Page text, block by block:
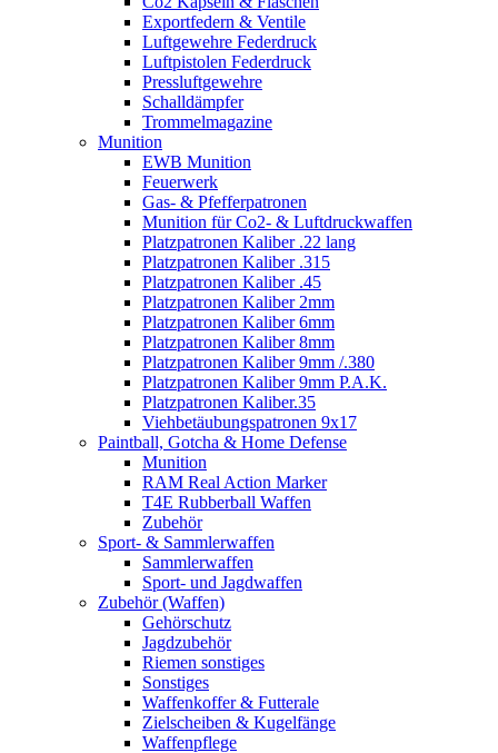
Exportfedern & Ventile
Luftgewehre Federdruck
Luftpistolen Federdruck
Pressluftgewehre
Schalldämpfer
Trommelmagazine
Munition
EWB Munition
Feuerwerk
Gas- & Pfefferpatronen
Munition für Co2- & Luftdruckwaffen
Platzpatronen Kaliber .22 lang
Platzpatronen Kaliber .315
Platzpatronen Kaliber .45
Platzpatronen Kaliber 2mm
Platzpatronen Kaliber 6mm
Platzpatronen Kaliber 8mm
Platzpatronen Kaliber 9mm /.380
Platzpatronen Kaliber 9mm P.A.K.
Platzpatronen Kaliber.35
Viehbetäubungspatronen 9x17
Paintball, Gotcha & Home Defense
Munition
RAM Real Action Marker
T4E Rubberball Waffen
Zubehör
Sport- & Sammlerwaffen
Sammlerwaffen
Sport- und Jagdwaffen
Zubehör (Waffen)
Gehörschutz
Jagdzubehör
Riemen sonstiges
Sonstiges
Waffenkoffer & Futterale
Zielscheiben & Kugelfänge
Waffenpflege